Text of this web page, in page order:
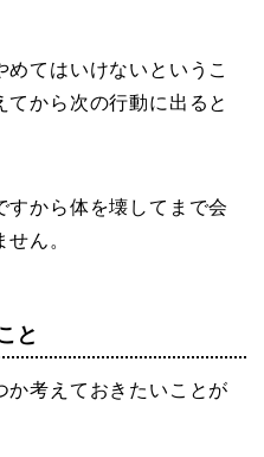
てはいけないというこ
てから次の行動に出ると
すから体を壊してまで会
ん。
と
か考えておきたいことが